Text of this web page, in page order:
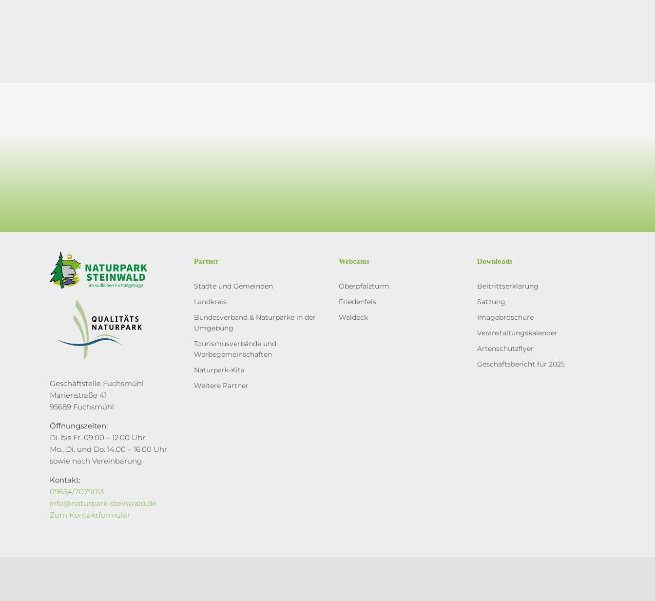
Geschäftstelle Fuchsmühl
Marienstraße 41
95689 Fuchsmühl
Öffnungszeiten:
Di. bis Fr. 09.00 – 12.00 Uhr
Mo., Di. und Do. 14.00 – 16.00 Uhr
sowie nach Vereinbarung
Kontakt:
09634/7079013
info@naturpark-steinwald.de
Zum Kontaktformular
Partner
Städte und Gemeinden
Landkreis
Bundesverband & Naturparke in der
Umgebung
Tourismusverbände und
Werbegemeinschaften
Naturpark-Kita
Weitere Partner
Webcams
Oberpfalzturm
Friedenfels
Waldeck
Downloads
Beitrittserklärung
Satzung
Imagebroschüre
Veranstaltungskalender
Artenschutzflyer
Geschäftsbericht für 2025